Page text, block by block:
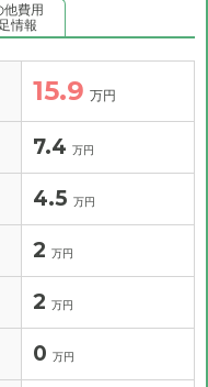
他費用
情報
15.9 万円
7.4 万円
4.5 万円
2 万円
2 万円
0 万円